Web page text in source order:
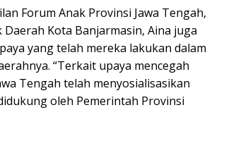
Forum Anak Provinsi Jawa Tengah,
Kota Banjarmasin, Aina juga
yang telah mereka lakukan dalam
“Terkait upaya mencegah
Tengah telah menyosialisasikan
oleh Pemerintah Provinsi